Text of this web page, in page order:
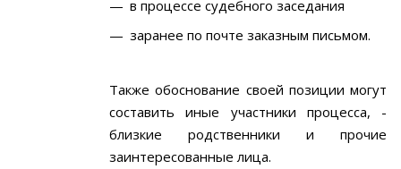
в процессе судебного заседания
заранее по почте заказным письмом.
Также обоснование своей позиции могут
составить иные участники процесса, -
близкие родственники и прочие
заинтересованные лица.